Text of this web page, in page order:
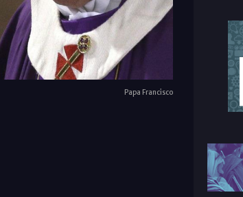
Papa Francisco